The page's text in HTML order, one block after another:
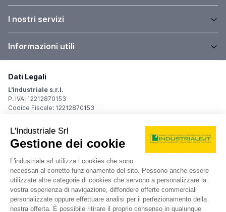
I nostri servizi
Informazioni utili
Dati Legali
L'industriale s.r.l.
P. IVA: 12212870153
Codice Fiscale: 12212870153
Sede Legale
Via Carlo Dolci, 32
20148 Milano (MI)
Italy
Registro Imprese
Iscrizione R.I.: 12212870153
REA: MI-1539011
Capitale sociale: Euro 10.400,00 i.v.